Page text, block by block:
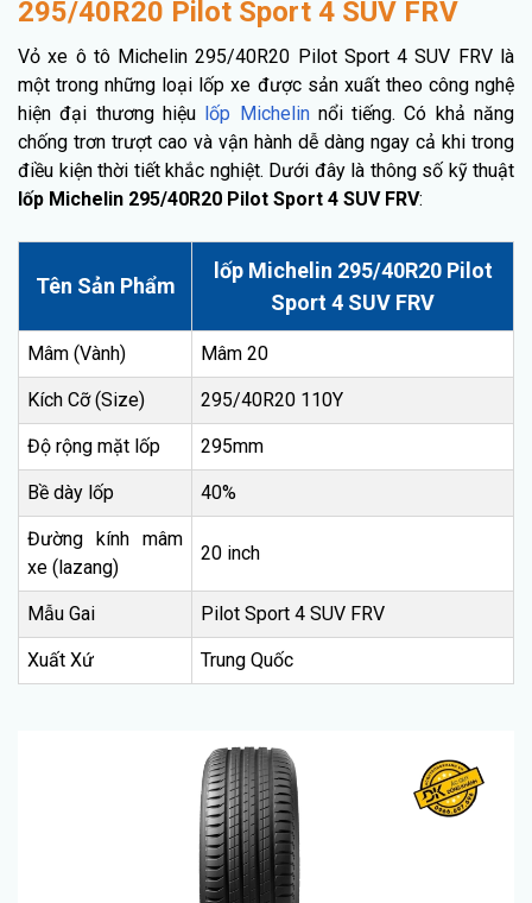
295/40R20 Pilot Sport 4 SUV FRV
Vỏ xe ô tô Michelin 295/40R20 Pilot Sport 4 SUV FRV là
một trong những loại lốp xe được sản xuất theo công nghệ
hiện đại thương hiệu lốp Michelinnổi tiếng. Có khả năng
chống trơn trượt cao và vận hành dễ dàng ngay cả khi trong
điều kiện thời tiết khắc nghiệt. Dưới đây là thông số kỹ thuật
lốp Michelin 295/40R20 Pilot Sport 4 SUV FRV:
Tên Sản Phẩm
lốp Michelin 295/40R20 Pilot
Sport 4 SUV FRV
Mâm (Vành) Mâm 20
Kích Cỡ (Size) 295/40R20 110Y
Độ rộng mặt lốp 295mm
Bề dày lốp 40%
Đường kính mâm
xe (lazang)
20 inch
Mẫu Gai Pilot Sport 4 SUV FRV
Xuất Xứ Trung Quốc